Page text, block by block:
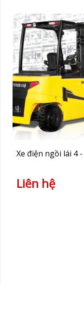
Xe điện ngồi lái 4
Liên hệ